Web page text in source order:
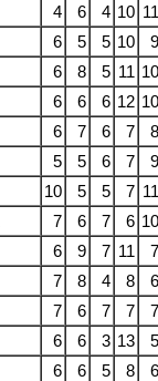
4 6 4 10
6 5 5 10
6 8 5 11
6 6 6 12
6 7 6 7
5 5 6 7
10 5 5 7
7 6 7 6
6 9 7 11
7 8 4 8
7 6 7 7
6 6 3 13
6 6 5 8